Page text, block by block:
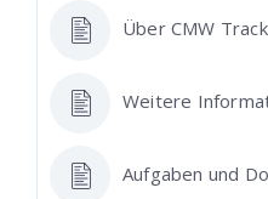
Über CMW
Weitere
Aufgaben und